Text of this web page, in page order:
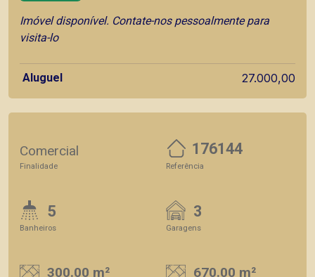
Imóvel disponível. Contate-nos pessoalmente para
visita-lo
Aluguel 27.000,00
Comercial
Finalidade
176144
Referência
5
Banheiros
3
Garagens
300.00 m² 670.00 m²